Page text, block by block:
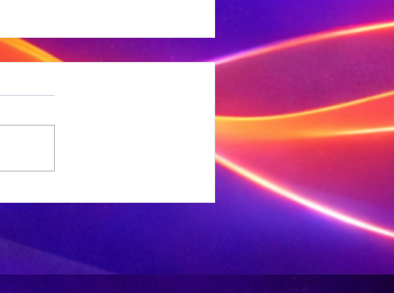
'n Ligte
tref Welkom